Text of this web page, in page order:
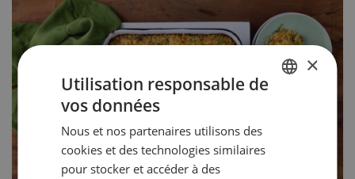
×
Utilisation responsable de
vos données
Nous et nos partenaires utilisons des
cookies et des technologies similaires
pour stocker et accéder à des